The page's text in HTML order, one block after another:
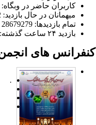
کاربران حاضر در وبگاه: 0 کاربر
میهمانان در حال بازدید: 212 کاربر
تمام بازدید‌ها: 28679279 بازدید
بازدید ۲۴ ساعت گذشته: 26474 بازدید
های انجمن
.